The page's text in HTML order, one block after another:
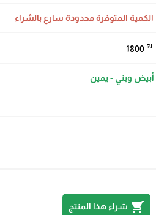
الكمية المتوفرة محدودة سارع بالشراء
1800 ₪
أبيض وبني - يمين
shopping_cart شراء هذا المنتج